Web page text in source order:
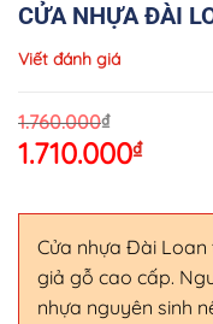
CỬA NHỰA ĐÀI
Viết đánh giá
1.760.000₫
1.710.000₫
Cửa nhựa Đài
giả gỗ cao cấp.
nhựa nguyên sinh